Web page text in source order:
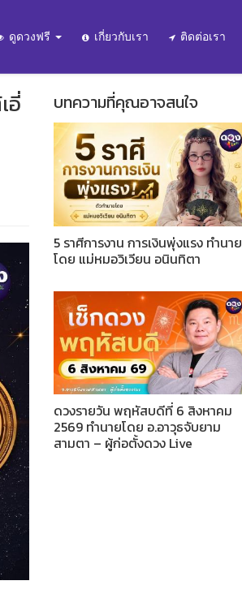
ดูดวงฟรี เกี่ยวกับเรา ติดต่อเรา
อี่
บทความที่คุณอาจสนใจ
5 ราศีการงาน การเงินพุ่งแรง ทำนาย
โดย แม่หมอวิเวียน อนินทิตา
ดวงรายวัน พฤหัสบดีที่ 6 สิงหาคม
2569 ทำนายโดย อ.อาวุธจับยาม
สามตา – ผู้ก่อตั้งดวง Live